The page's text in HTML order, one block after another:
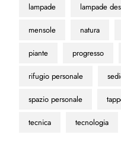
lampade lampade
mensole natura
piante progresso
rifugio personale
spazio personale
tecnica tecnologia